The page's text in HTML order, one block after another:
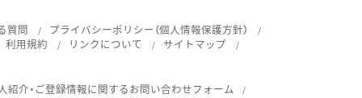
質問
プライバシーポリシー（個人情報保護方針）
利用規約 リンクについて
サイトマップ
紹介・ご登録情報に関するお問い合わせフォーム